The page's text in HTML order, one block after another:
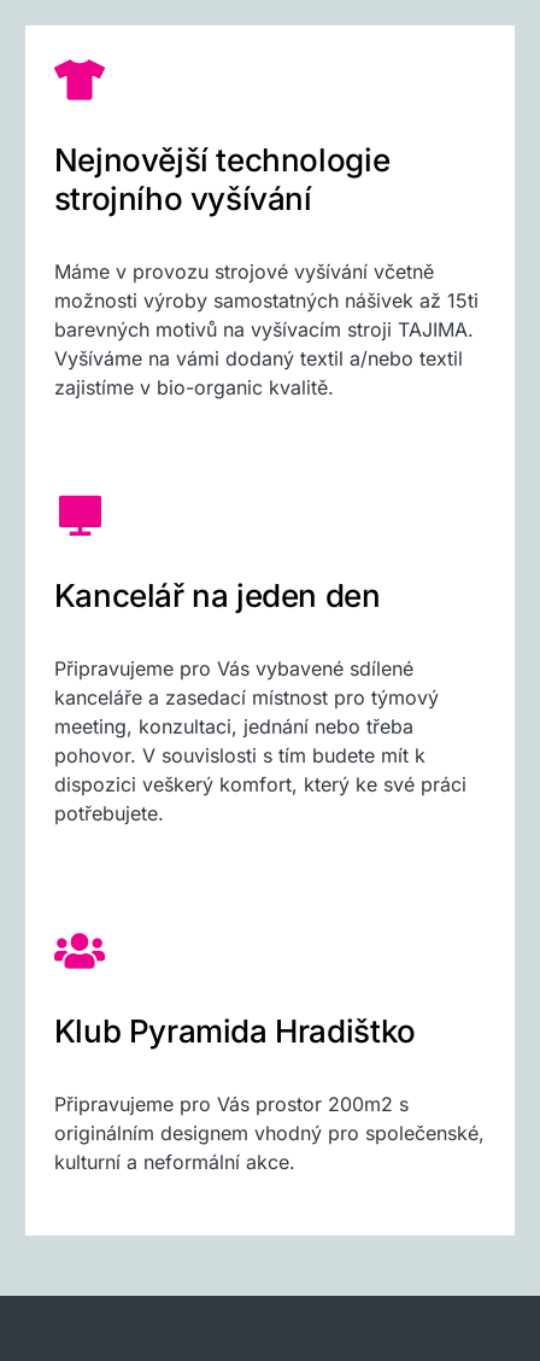
Nejnovější technologie
strojního vyšívání
Máme v provozu strojové vyšívání včetně
možnosti výroby samostatných nášivek až 15ti
barevných motivů na vyšívacím stroji TAJIMA.
Vyšíváme na vámi dodaný textil a/nebo textil
zajistíme v bio-organic kvalitě.
Kancelář na jeden den
Připravujeme pro Vás vybavené sdílené
kanceláře a zasedací místnost pro týmový
meeting, konzultaci, jednání nebo třeba
pohovor. V souvislosti s tím budete mít k
dispozici veškerý komfort, který ke své práci
potřebujete.
Klub Pyramida Hradištko
Připravujeme pro Vás prostor 200m2 s
originálním designem vhodný pro společenské,
kulturní a neformální akce.